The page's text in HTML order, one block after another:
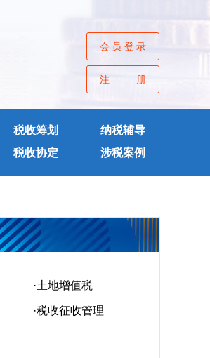
会员登录
注册
税收筹划
纳税辅导
税收协定 涉税案例
·土地增值税
·税收征收管理